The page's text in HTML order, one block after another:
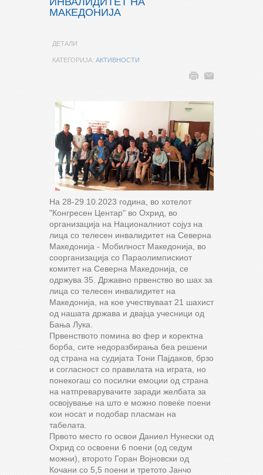
МАКЕДОНИЈА
ДЕТАЛИ
КАТЕГОРИЈА: АКТИВНОСТИ
На 28-29.10.2023 година, во хотелот
"Конгресен Центар" во Охрид, во
организација на Националниот сојуз на
лица со телесен инвалидитет на Северна
Македонија - Мобилност Македонија, во
соорганизација со Параолимпискиот
комитет на Северна Македонија, се
одржува 35. Државно првенство во шах за
лица со телесен инвалидитет на
Македонија, на кое учествуваат 21 шахист
од нашата држава и двајца учесници од
Бања Лука.
Првенството помина во фер и коректна
борба, сите недоразбирања беа решени
од страна на судијата Тони Пајдаков, брзо
и согласност со правилата на играта, но
понекогаш со посилни емоции од страна
на натпреварувачите заради желбата за
освојување на што е можно повеќе поени
кои носат и подобар пласман на
табелата.
Првото место го освои Даниел Нунески од
Охрид со освоени 6 поени (од седум
можни), второто Горан Војновски од
Кочани со 5,5 поени и третото Јанчо